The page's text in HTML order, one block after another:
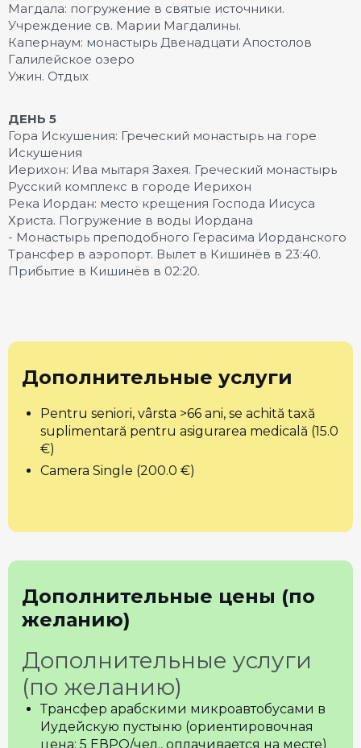
Магдала: погружение в святые источники.
Учреждение св. Марии Магдалины.
Капернаум: монастырь Двенадцати Апостолов
Галилейское озеро
Ужин. Отдых
ДЕНЬ 5
Гора Искушения: Греческий монастырь на горе
Искушения
Иерихон: Ива мытаря Захея. Греческий монастырь
Русский комплекс в городе Иерихон
Река Иордан: место крещения Господа Иисуса
Христа. Погружение в воды Иордана
- Монастырь преподобного Герасима Иорданского
Трансфер в аэропорт. Вылет в Кишинёв в 23:40.
Прибытие в Кишинёв в 02:20.
Дополнительные услуги
Pentru seniori, vârsta >66 ani, se achită taxă
suplimentară pentru asigurarea medicală (15.0
€)
Camera Single (200.0 €)
Дополнительные цены (по
желанию)
Дополнительные услуги
(по желанию)
Трансфер арабскими микроавтобусами в
Иудейскую пустыню (ориентировочная
цена: 5 ЕВРО/чел., оплачивается на месте)